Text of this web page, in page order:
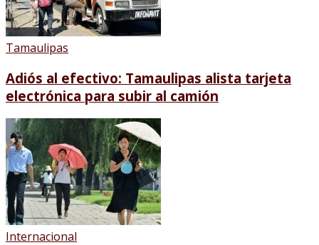
Tamaulipas
Adiós al efectivo: Tamaulipas alista tarjeta
electrónica para subir al camión
Internacional